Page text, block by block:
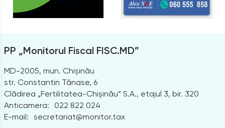
PP „Monitorul Fiscal FISC.MD”
MD-2005, mun. Chișinău
str. Constantin Tănase, 6
Clădirea „Fertilitatea-Chișinău” S.A., etajul 3, bir. 320
Anticamera:
022 822 024
E-mail: secretariat@monitor.tax